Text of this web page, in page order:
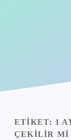
Yasal Uyarı
ETIKET: 1
ÇEKILIR MI